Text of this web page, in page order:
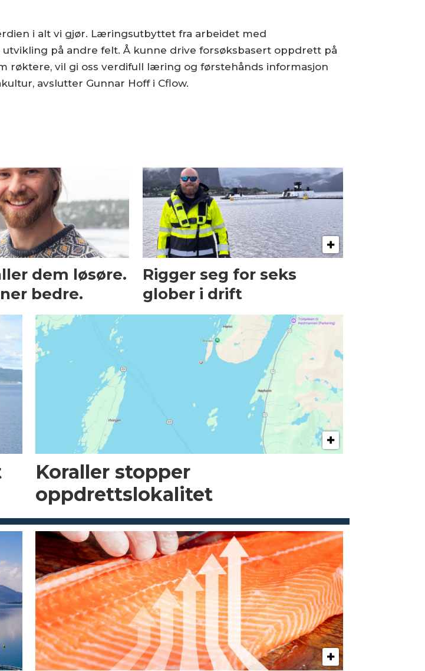
i alt vi gjør. Læringsutbyttet fra arbeidet med
på andre felt. Å kunne drive forsøksbasert oppdrett på
røktere, vil gi oss verdifull læring og førstehånds informasjon
avslutter Gunnar Hoff i Cflow.
dem løsøre.
bedre.
Rigger seg for seks
glober i drift
Koraller stopper
oppdrettslokalitet